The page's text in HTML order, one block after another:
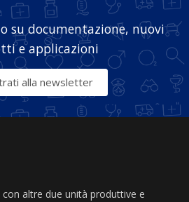
su documentazione, nuovi
e applicazioni
alla newsletter
altre due unità produttive e